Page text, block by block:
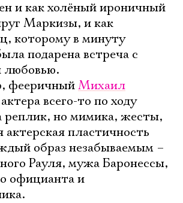
и как холёный ироничный
Маркизы, и как
которому в минуту
подарена встреча с
любовью.
фееричныйМихаил
всего-то по ходу
реплик, но мимика, жесты,
актерская пластичность
образ незабываемым –
Рауля, мужа Баронессы,
официанта и